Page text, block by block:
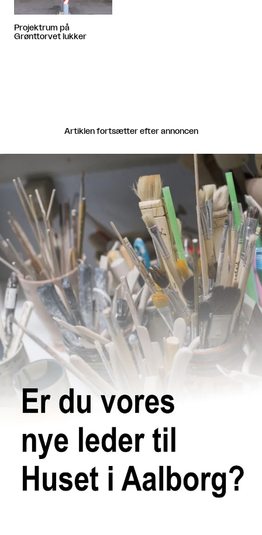
Projektrum på
Grønttorvet lukker
Artiklen fortsætter efter annoncen